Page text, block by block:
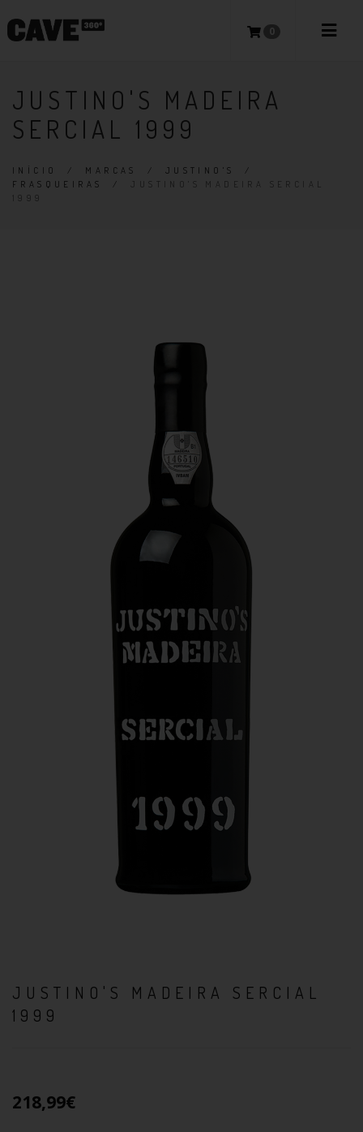
0
JUSTINO'S MADEIRA
SERCIAL 1999
INÍCIO / MARCAS / JUSTINO'S
/
FRASQUEIRAS
/
JUSTINO'S MADEIRA SERCIAL
1999
JUSTINO'S MADEIRA SERCIAL
1999
218,99€